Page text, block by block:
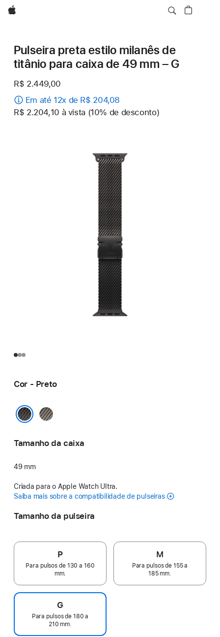
Apple
Pulseira preta estilo milanês de
titânio para caixa de 49 mm – G
R$ 2.449,00
Em até 12x de R$ 204,08
R$ 2.204,10 à vista (10% de desconto)
Cor - Preto
Natural
Tamanho da caixa
49 mm
Criada para o Apple Watch Ultra.
Saiba mais sobre a compatibilidade de pulseiras
Tamanho da pulseira
P
Para pulsos de 130 a 160
mm.
M
Para pulsos de 155 a
185 mm.
G
Para pulsos de 180 a
210 mm.